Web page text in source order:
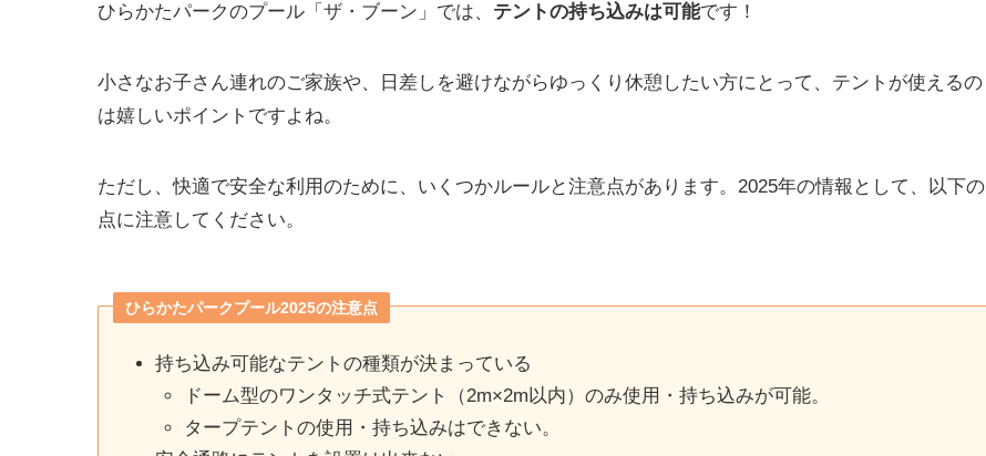
ひらかたパークのプール「ザ・ブーン」では、 テントの持ち込みは可能です！
小さなお子さん連れのご家族や、日差しを避けながらゆっくり休憩したい方にとって、テントが使えるの
は嬉しいポイントですよね。
ただし、快適で安全な利用のために、いくつかルールと注意点があります。2025年の情報として、以下の
点に注意してください。
ひらかたパークプール2025の注意点
持ち込み可能なテントの種類が決まっている
ドーム型のワンタッチ式テント（2m×2m以内）のみ使用・持ち込みが可能。
タープテントの使用・持ち込みはできない。